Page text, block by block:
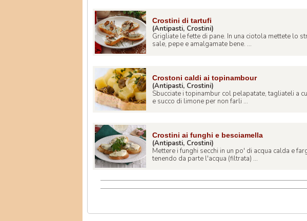
Crostini di tartufi
(Antipasti, Crostini)
Grigliate le fette di pane. In una ciotola mettete lo
sale, pepe e amalgamate bene. ...
Crostoni caldi ai topinambour
(Antipasti, Crostini)
Sbucciate i topinambur col pelapatate, tagliateli a
e succo di limone per non farli ...
Crostini ai funghi e besciamella
(Antipasti, Crostini)
Mettere i funghi secchi in un po' di acqua calda e
tenendo da parte l'acqua (filtrata) ...